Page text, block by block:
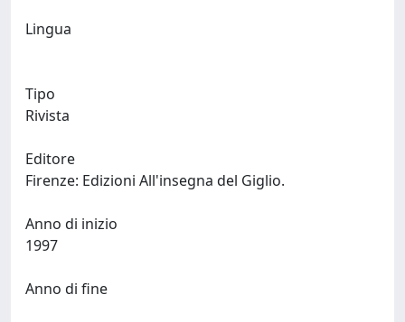
Lingua
Tipo
Rivista
Editore
Anno di inizio
Anno di fine